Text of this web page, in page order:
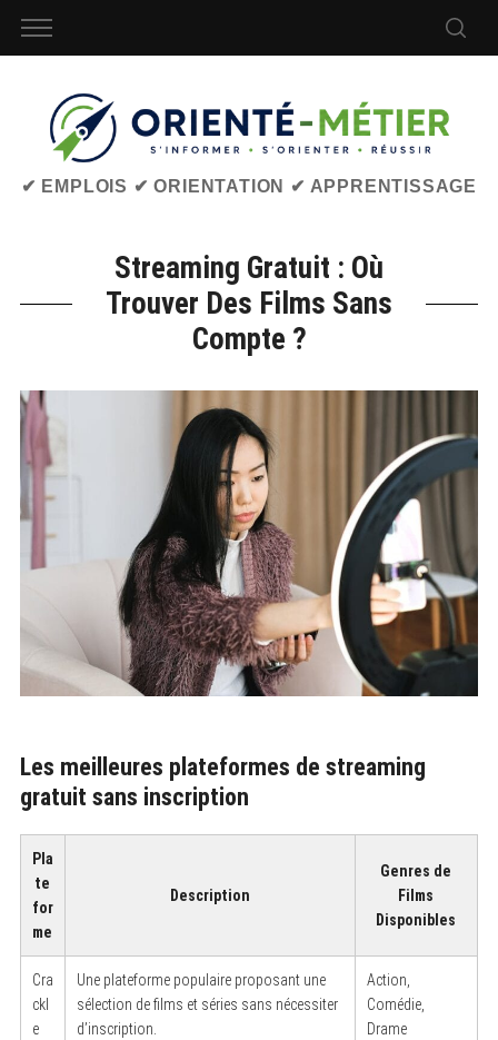
✔ EMPLOIS ✔ ORIENTATION ✔ APPRENTISSAGE
Streaming Gratuit : Où
Trouver Des Films Sans
Compte ?
Les meilleures plateformes de streaming
gratuit sans inscription
Pla
te
for
me
Description
Genres de
Films
Disponibles
Cra
ckl
e
Une plateforme populaire proposant une
sélection de films et séries sans nécessiter
d’inscription.
Action,
Comédie,
Drame